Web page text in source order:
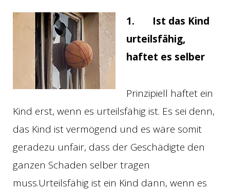
1.
Ist das Kind
urteilsfähig,
haftet es selber
Prinzipiell haftet ein
Kind erst, wenn es urteilsfähig ist. Es sei denn,
das Kind ist vermögend und es wäre somit
geradezu unfair, dass der Geschädigte den
ganzen Schaden selber tragen
muss.Urteilsfähig ist ein Kind dann, wenn es